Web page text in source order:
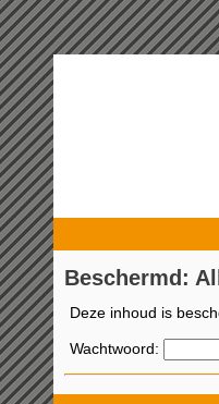
Beschermd:
Deze inhoud is
Wachtwoord: